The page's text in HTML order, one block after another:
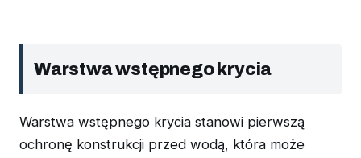
Warstwa wstępnego krycia
Warstwa wstępnego krycia stanowi pierwszą
ochronę konstrukcji przed wodą, która może